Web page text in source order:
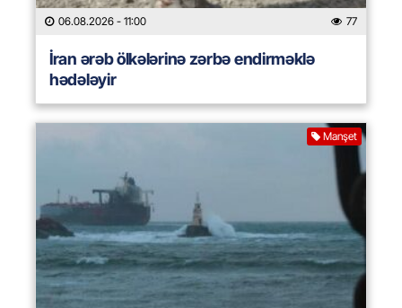
06.08.2026 - 11:00 77
İran ərəb ölkələrinə zərbə endirməklə
hədələyir
Manşet